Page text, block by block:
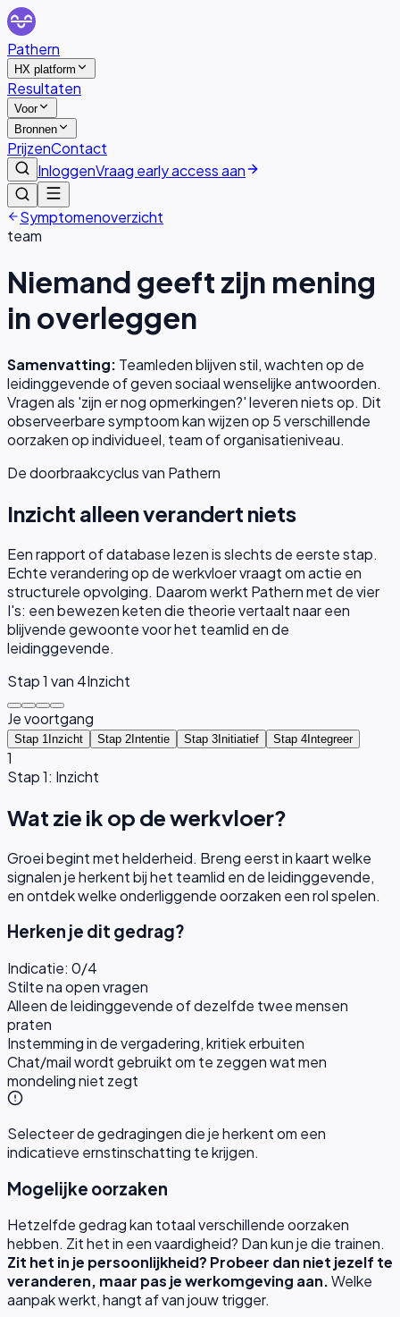
Pathern
HX platform
Resultaten
Voor
Bronnen
PrijzenContact
InloggenVraag early access aan
Symptomenoverzicht
team
Niemand geeft zijn mening
in overleggen
Samenvatting: Teamleden blijven stil, wachten op de
leidinggevende of geven sociaal wenselijke antwoorden.
Vragen als 'zijn er nog opmerkingen?' leveren niets op. Dit
observeerbare symptoom kan wijzen op 5verschillende
oorzaken op individueel, team of organisatieniveau.
De doorbraakcyclus van Pathern
Inzicht alleen verandert niets
Een rapport of database lezen is slechts de eerste stap.
Echte verandering op de werkvloer vraagt om actie en
structurele opvolging. Daarom werkt Pathern met de vier
I's: een bewezen keten die theorie vertaalt naar een
blijvende gewoonte voor het teamlid en de
leidinggevende.
Stap1 van 4Inzicht
Je voortgang
Stap 1 Inzicht Stap 2Intentie Stap 3Initiatief Stap 4Integreer
1
Stap 1: Inzicht
Wat zie ik op de werkvloer?
Groei begint met helderheid. Breng eerst in kaart welke
signalen je herkent bij het teamlid en de leidinggevende,
en ontdek welke onderliggende oorzaken een rol spelen.
Herken je dit gedrag?
Indicatie: 0/4
Stilte na open vragen
Alleen de leidinggevende of dezelfde twee mensen
praten
Instemming in de vergadering, kritiek erbuiten
Chat/mail wordt gebruikt om te zeggen wat men
mondeling niet zegt
Selecteer de gedragingen die je herkent om een
indicatieve ernstinschatting te krijgen.
Mogelijke oorzaken
Hetzelfde gedrag kan totaal verschillende oorzaken
hebben. Zit het in een vaardigheid? Dan kun je die trainen.
Zit het in je persoonlijkheid? Probeer dan niet jezelf te
veranderen, maar pas je werkomgeving aan.Welke
aanpak werkt, hangt af van jouw trigger.